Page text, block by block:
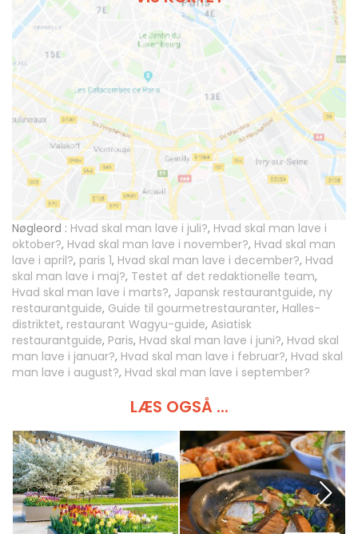
Nøgleord : Hvad skal man lave i juli?, Hvad skal man lave i
oktober?, Hvad skal man lave i november?, Hvad skal man
lave i april?, paris 1, Hvad skal man lave i december?, Hvad
skal man lave i maj?, Testet af det redaktionelle team,
Hvad skal man lave i marts?, Japansk restaurantguide, ny
restaurantguide, Guide til gourmetrestauranter, Halles-
distriktet, restaurant Wagyu-guide, Asiatisk
restaurantguide, Paris, Hvad skal man lave i juni?, Hvad skal
man lave i januar?, Hvad skal man lave i februar?, Hvad skal
man lave i august?, Hvad skal man lave i september?
LÆS OGSÅ ...